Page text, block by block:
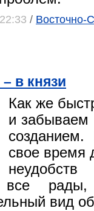
/ Восточно-
в князи
Как же
и забываем
свое время
неудобств
все
вид